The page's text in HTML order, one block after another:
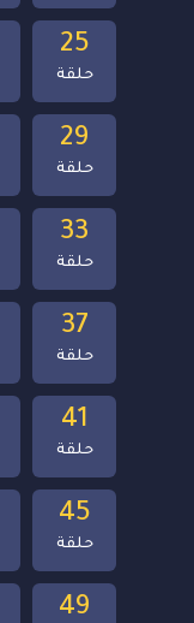
49
45
حلقة
41
حلقة
37
حلقة
33
حلقة
29
حلقة
25
حلقة